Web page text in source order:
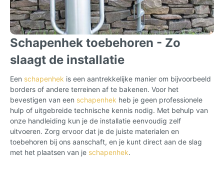
Schapenhek toebehoren - Zo
slaagt de installatie
Een schapenhek is een aantrekkelijke manier om bijvoorbeeld
borders of andere terreinen af te bakenen. Voor het
bevestigen van een schapenhek heb je geen professionele
hulp of uitgebreide technische kennis nodig. Met behulp van
onze handleiding kun je de installatie eenvoudig zelf
uitvoeren. Zorg ervoor dat je de juiste materialen en
toebehoren bij ons aanschaft, en je kunt direct aan de slag
met het plaatsen van je schapenhek.